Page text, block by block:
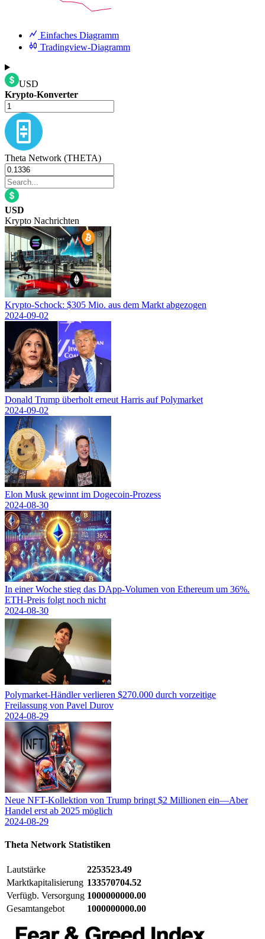
Einfaches Diagramm
Tradingview-Diagramm
USD
Krypto-Konverter
Theta Network (THETA)
USD
Krypto Nachrichten
Krypto-Schock: $305 Mio. aus dem Markt abgezogen
2024-09-02
Donald Trump überholt erneut Harris auf Polymarket
2024-09-02
Elon Musk gewinnt im Dogecoin-Prozess
2024-08-30
In einer Woche stieg das DApp-Volumen von Ethereum um 36%.
ETH-Preis folgt noch nicht
2024-08-30
Polymarket-Händler verlieren $270.000 durch vorzeitige
Freilassung von Pavel Durov
2024-08-29
Neue NFT-Kollektion von Trump bringt $2 Millionen ein—Aber
Handel erst ab 2025 möglich
2024-08-29
Theta Network Statistiken
Lautstärke
2253523.49
Marktkapitalisierung 133570704.52
Verfügb. Versorgung 1000000000.00
Gesamtangebot
1000000000.00